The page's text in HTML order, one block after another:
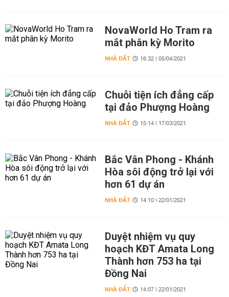
NovaWorld Ho Tram ra
mắt phân kỳ Morito
NHÀ ĐẤT 16:32 | 05/04/2021
Chuỗi tiện ích đẳng cấp
tại đảo Phượng Hoàng
NHÀ ĐẤT 15:14 | 17/03/2021
Bắc Vân Phong - Khánh
Hòa sôi động trở lại với
hơn 61 dự án
NHÀ ĐẤT 14:10 | 22/01/2021
Duyệt nhiệm vụ quy
hoạch KĐT Amata Long
Thành hơn 753 ha tại
Đồng Nai
NHÀ ĐẤT 14:07 | 22/01/2021